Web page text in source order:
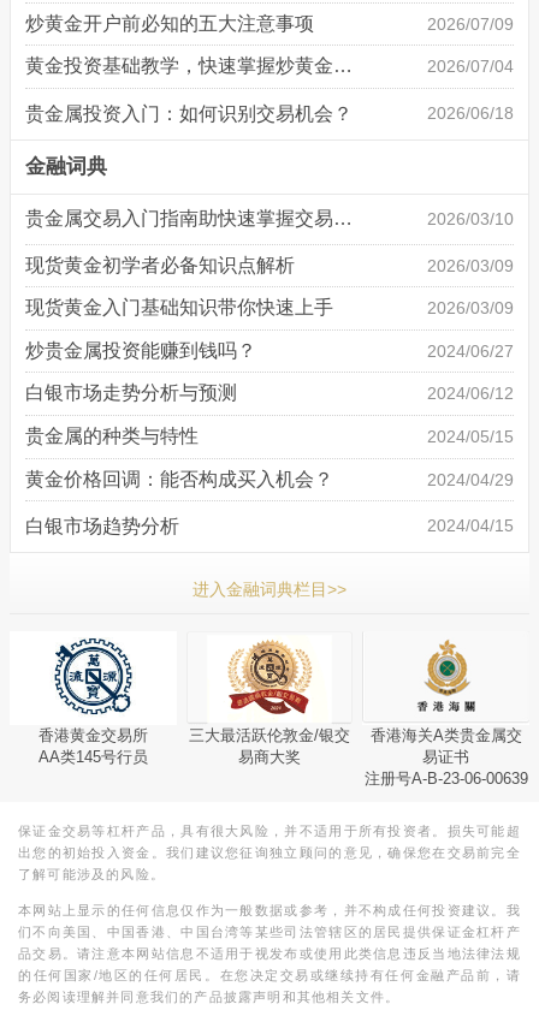
炒黄金开户前必知的五大注意事项 2026/07/09
黄金投资基础教学，快速掌握炒黄金技巧 2026/07/04
贵金属投资入门：如何识别交易机会？ 2026/06/18
金融词典
贵金属交易入门指南助快速掌握交易基础 2026/03/10
现货黄金初学者必备知识点解析 2026/03/09
现货黄金入门基础知识带你快速上手 2026/03/09
炒贵金属投资能赚到钱吗？ 2024/06/27
白银市场走势分析与预测 2024/06/12
贵金属的种类与特性 2024/05/15
黄金价格回调：能否构成买入机会？ 2024/04/29
白银市场趋势分析 2024/04/15
进入金融词典栏目>>
香港黄金交易所
AA类145号行员
三大最活跃伦敦金/银交
易商大奖
香港海关A类贵金属交
易证书
注册号A-B-23-06-00639
保证金交易等杠杆产品，具有很大风险，并不适用于所有投资者。损失可能超
出您的初始投入资金。我们建议您征询独立顾问的意见，确保您在交易前完全
了解可能涉及的风险。
本网站上显示的任何信息仅作为一般数据或参考，并不构成任何投资建议。我
们不向美国、中国香港、中国台湾等某些司法管辖区的居民提供保证金杠杆产
品交易。请注意本网站信息不适用于视发布或使用此类信息违反当地法律法规
的任何国家/地区的任何居民。在您决定交易或继续持有任何金融产品前，请
务必阅读理解并同意我们的产品披露声明和其他相关文件。